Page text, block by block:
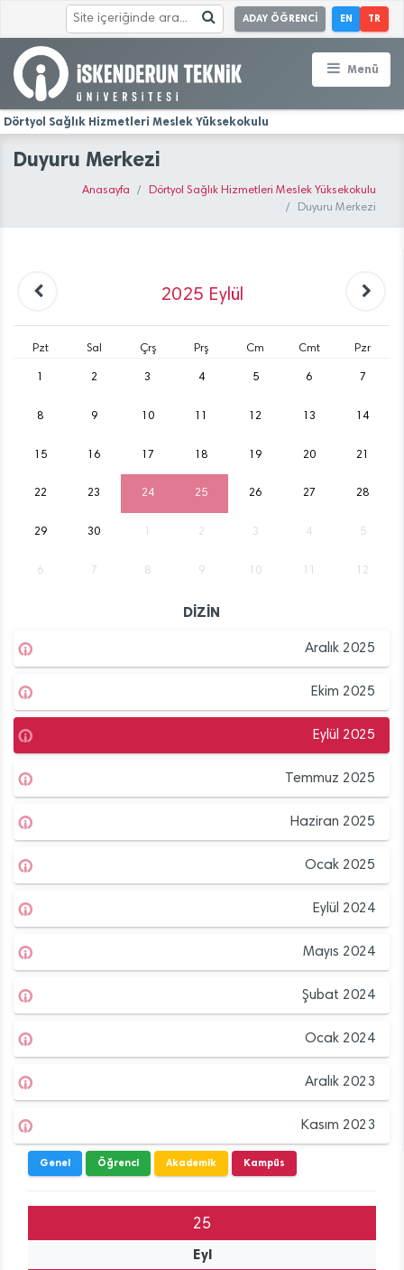
ADAY ÖĞRENCİ EN TR
Menü
Dörtyol Sağlık Hizmetleri Meslek Yüksekokulu
Duyuru Merkezi
Anasayfa
Dörtyol Sağlık Hizmetleri Meslek Yüksekokulu
Duyuru Merkezi
2025 Eylül
Pzt Sal Çrş Prş Cm Cmt Pzr
2 3 4 5 6 7
8 9 10 12 13 14
15 16 17 18 19 20 21
22 23 24 25 26 27 28
29 30 2 3 4 5
6 7 8 9 10 12
DİZİN
Aralık 2025
Ekim 2025
Eylül 2025
Temmuz 2025
Haziran 2025
Ocak 2025
Eylül 2024
Mayıs 2024
Şubat 2024
Ocak 2024
Aralık 2023
Kasım 2023
Genel Öğrenci Akademik Kampüs
25
Eyl